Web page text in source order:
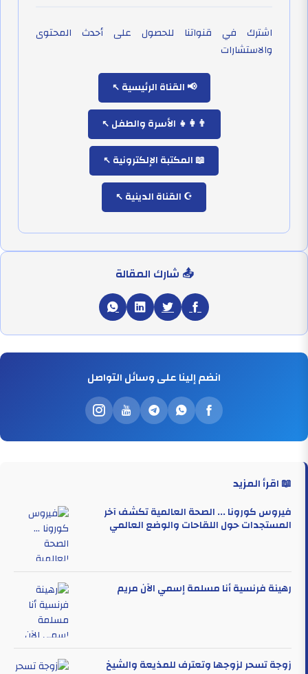
اشترك في قنواتنا للحصول على أحدث المحتوى
والاستشارات
📢 القناة الرئيسية
👨‍👩‍👧 الأسرة والطفل
📖 المكتبة الإلكترونية
☪️ القناة الدينية
📤 شارك المقالة
انضم إلينا على وسائل التواصل
📖 اقرأ المزيد
فيروس كورونا ... الصحة العالمية تكشف آخر
المستجدات حول اللقاحات والوضع العالمي
رهينة فرنسية أنا مسلمة إسمي الآن مريم
زوجة تسحر لزوجها وتعترف للمذيعة والشيخ